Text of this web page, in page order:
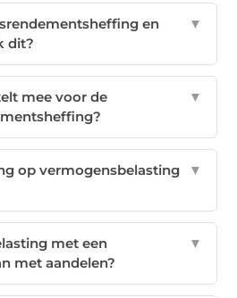
en
dit?
▼
mee voor de
▼
op vermogensbelasting
▼
met een
met aandelen?
▼